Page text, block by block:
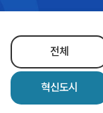
전체
혁신도시